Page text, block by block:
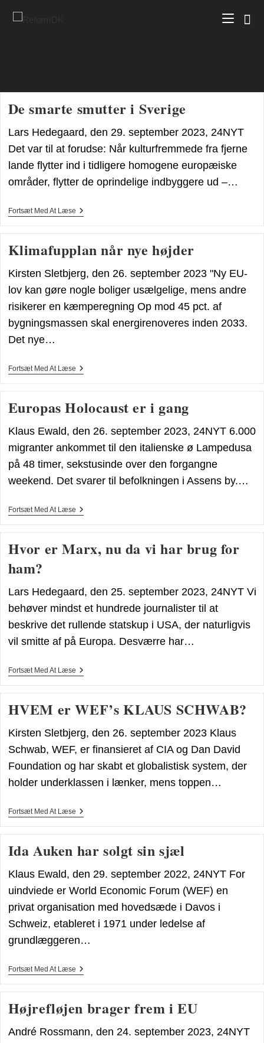
De smarte smutter i Sverige
Lars Hedegaard, den 29. september 2023, 24NYT
Det var til at forudse: Når kulturfremmede fra fjerne
lande flytter ind i tidligere homogene europæiske
områder, flytter de oprindelige indbyggere ud –…
Fortsæt Med At LæseDe
Sverige
Klimafupplan når nye højder
Kirsten Sletbjerg, den 26. september 2023 "Ny EU-
lov kan gøre nogle boliger usælgelige, mens andre
risikerer en kæmperegning Op mod 45 pct. af
bygningsmassen skal energirenoveres inden 2033.
Det nye…
Fortsæt Med At LæseKlimafupplan
Europas Holocaust er i gang
Klaus Ewald, den 26. september 2023, 24NYT 6.000
migranter ankommet til den italienske ø Lampedusa
på 48 timer, sekstusinde over den forgangne
weekend. Det svarer til befolkningen i Assens by.…
Fortsæt Med At LæseEuropas
Gang
Hvor er Marx, nu da vi har brug for
ham?
Lars Hedegaard, den 25. september 2023, 24NYT Vi
behøver mindst et hundrede journalister til at
beskrive det rullende statskup i USA, der naturligvis
vil smitte af på Europa. Desværre har…
Fortsæt Med At LæseHvor
Da
Vi
Brug
For
Ham?
HVEM er WEF’s KLAUS SCHWAB?
Kirsten Sletbjerg, den 26. september 2023 Klaus
Schwab, WEF, er finansieret af CIA og Dan David
Foundation og har skabt et globalistisk system, der
holder underklassen i lænker, mens toppen…
Fortsæt Med At LæseHVEM
SCHWAB?
Ida Auken har solgt sin sjæl
Klaus Ewald, den 29. september 2022, 24NYT For
uindviede er World Economic Forum (WEF) en
privat organisation med hovedsæde i Davos i
Schweiz, etableret i 1971 under ledelse af
grundlæggeren…
Fortsæt Med At LæseIda
Sin
Sjæl
Højrefløjen brager frem i EU
André Rossmann, den 24. september 2023, 24NYT